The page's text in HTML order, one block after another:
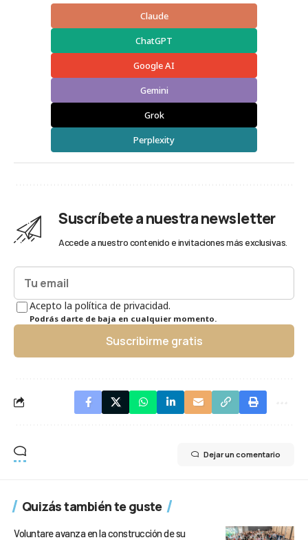
Claude
ChatGPT
Google AI
Gemini
Grok
Perplexity
Suscríbete a nuestra newsletter
Accede a nuestro contenido e invitaciones más exclusivas.
Acepto la política de privacidad.
Podrás darte de baja en cualquier momento.
Suscribirme gratis
Dejar un comentario
Quizás también te guste
Voluntare avanza en la construcción de su